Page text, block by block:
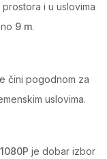
i u uslovima
9 m.
čini pogodnom za
uslovima.
je dobar izbor